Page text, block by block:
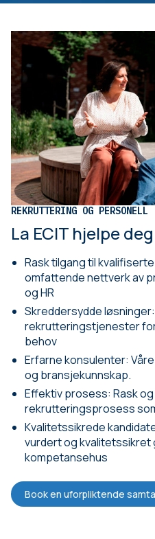
REKRUTTERING OG PERSONELL
La ECIT hjelpe
Rask tilgang til
omfattende nettverk av
og HR
Skreddersydde
rekrutteringstjenester
behov
Erfarne konsulenter:
og bransjekunnskap.
Effektiv prosess: Rask og
rekrutteringsprosess
Kvalitetssikrede
vurdert og kvalitetssikret
kompetansehus
Book en uforpliktende